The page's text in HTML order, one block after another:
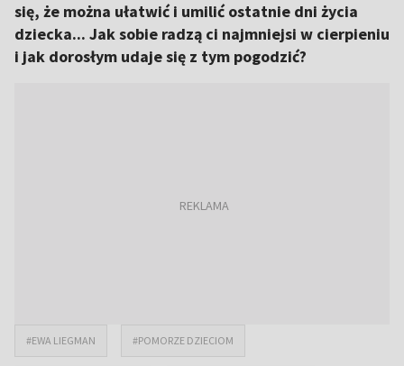
się, że można ułatwić i umilić ostatnie dni życia
dziecka... Jak sobie radzą ci najmniejsi w cierpieniu
i jak dorosłym udaje się z tym pogodzić?
#EWA LIEGMAN #POMORZE DZIECIOM